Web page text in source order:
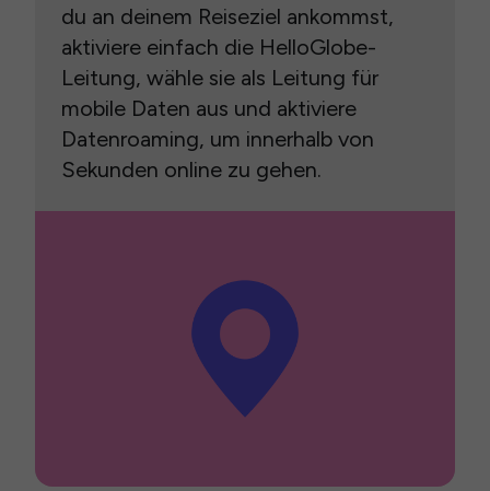
du an deinem Reiseziel ankommst,
aktiviere einfach die HelloGlobe-
Leitung, wähle sie als Leitung für
mobile Daten aus und aktiviere
Datenroaming, um innerhalb von
Sekunden online zu gehen.